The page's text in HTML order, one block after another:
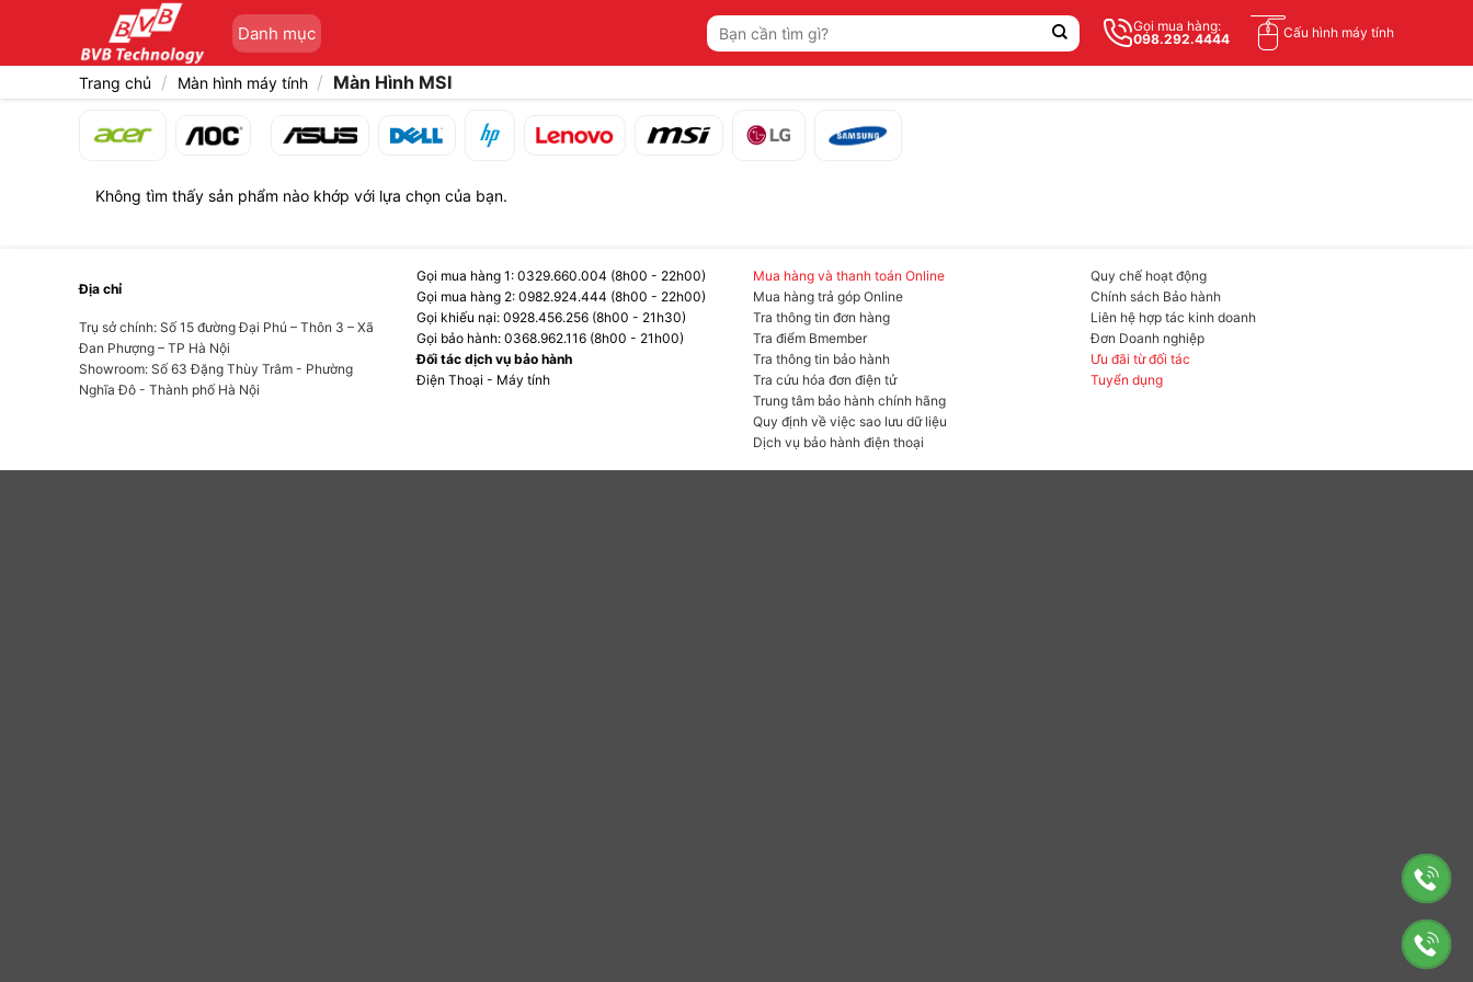
Danh mục
Tìm
kiếm:
Gọi mua hàng:
098.292.4444
Cấu hình máy tính
Trang chủ / Màn hình máy tính / Màn Hình MSI
Không tìm thấy sản phẩm nào khớp với lựa chọn của bạn.
Địa chỉ
Trụ sở chính: Số 15 đường Đại Phú – Thôn 3 – Xã
Đan Phượng – TP Hà Nội
Showroom: Số 63 Đặng Thùy Trâm - Phường
Nghĩa Đô - Thành phố Hà Nội
Gọi mua hàng 1: 0329.660.004 (8h00 - 22h00)
Gọi mua hàng 2: 0982.924.444 (8h00 - 22h00)
Gọi khiếu nại: 0928.456.256 (8h00 - 21h30)
Gọi bảo hành: 0368.962.116 (8h00 - 21h00)
Đối tác dịch vụ bảo hành
Điện Thoại - Máy tính
Mua hàng và thanh toán Online
Mua hàng trả góp Online
Tra thông tin đơn hàng
Tra điểm Bmember
Tra thông tin bảo hành
Tra cứu hóa đơn điện tử
Trung tâm bảo hành chính hãng
Quy định về việc sao lưu dữ liệu
Dịch vụ bảo hành điện thoại
Quy chế hoạt động
Chính sách Bảo hành
Liên hệ hợp tác kinh doanh
Đơn Doanh nghiệp
Ưu đãi từ đối tác
Tuyển dụng